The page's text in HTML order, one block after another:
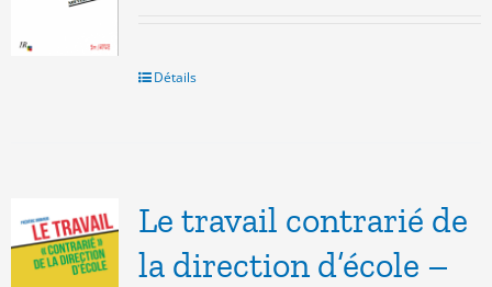
Détails
Le travail contrarié de
la direction d’école –